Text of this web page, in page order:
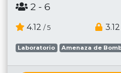
2 - 6
4.12 / 5 3.12
Laboratorio Amenaza de